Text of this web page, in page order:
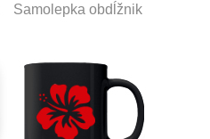
Samolepka obdĺžnik